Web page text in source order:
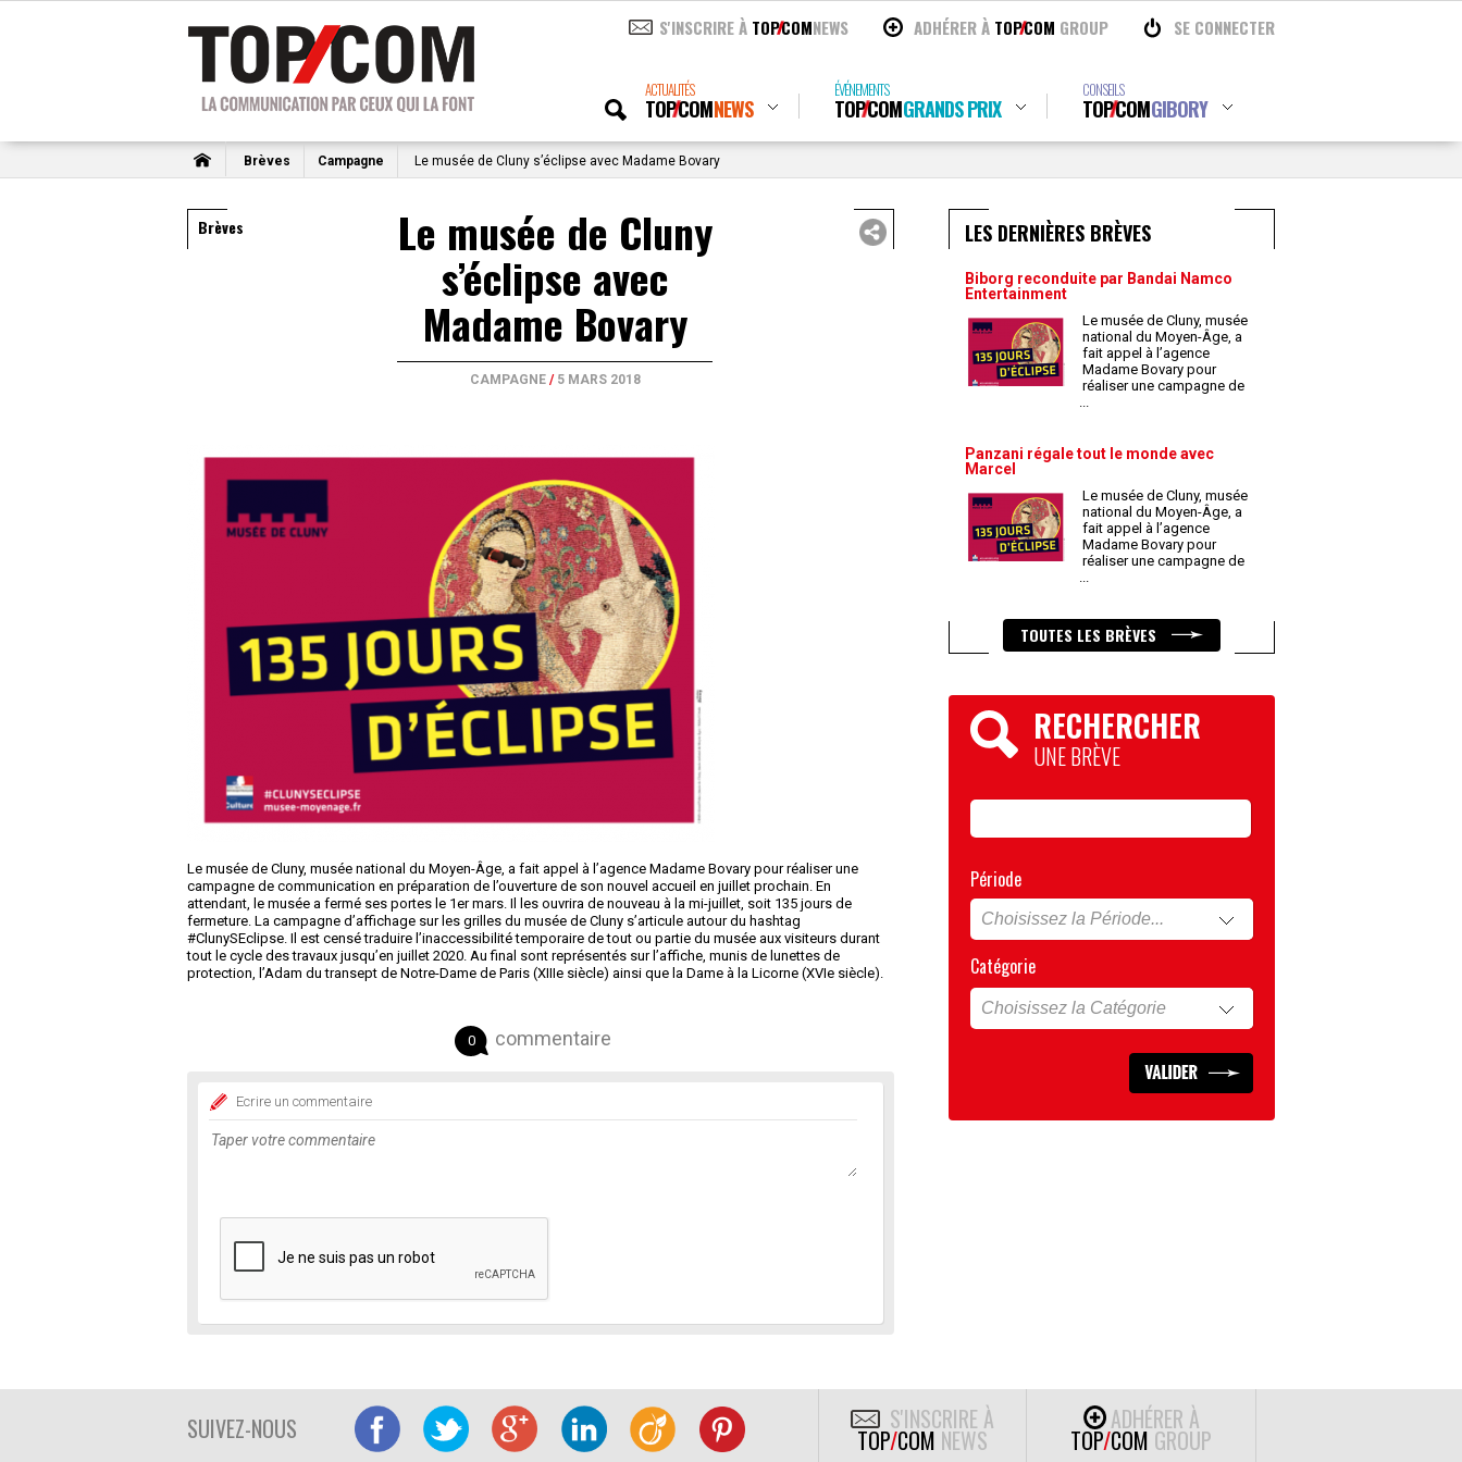
S'INSCRIRE À TOPCOMNEWS ADHÉRER À TOPCOM GROUP SE CONNECTER
ACTUALITÉS
TOPCOMNEWS
ÉVÉNEMENTS
TOPCOMGRANDS PRIX
CONSEILS
TOPCOMGIBORY
Brèves Campagne Le musée de Cluny s’éclipse avec Madame Bovary
Brèves Le musée de Cluny
s’éclipse avec
Madame Bovary
CAMPAGNE/ 5 MARS 2018
Le musée de Cluny, musée national du Moyen-Âge, a fait appel à l’agence Madame Bovary pour réaliser une
campagne de communication en préparation de l’ouverture de son nouvel accueil en juillet prochain. En
attendant, le musée a fermé ses portes le 1er mars. Il les ouvrira de nouveau à la mi-juillet, soit 135 jours de
fermeture. La campagne d’affichage sur les grilles du musée de Cluny s’articule autour du hashtag
#ClunySEclipse. Il est censé traduire l’inaccessibilité temporaire de tout ou partie du musée aux visiteurs durant
tout le cycle des travaux jusqu’en juillet 2020. Au final sont représentés sur l’affiche, munis de lunettes de
protection, l’Adam du transept de Notre-Dame de Paris (XIIIe siècle) ainsi que la Dame à la Licorne (XVIe siècle).
0 commentaire
Ecrire un commentaire
LES DERNIÈRES BRÈVES
Biborg reconduite par Bandai Namco
Entertainment
Le musée de Cluny, musée
national du Moyen-Âge, a
fait appel à l’agence
Madame Bovary pour
réaliser une campagne de
...
Panzani régale tout le monde avec
Marcel
Le musée de Cluny, musée
national du Moyen-Âge, a
fait appel à l’agence
Madame Bovary pour
réaliser une campagne de
...
TOUTES LES BRÈVES
RECHERCHER
UNE BRÈVE
Période
Catégorie
SUIVEZ-NOUS S'INSCRIRE À
TOP/COM NEWS
ADHÉRER À
TOP/COM GROUP